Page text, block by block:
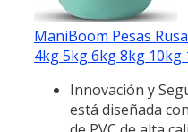
ManiBoom Pesas
4kg 5kg 6kg 8kg 10kg
Innovación y
está diseñada